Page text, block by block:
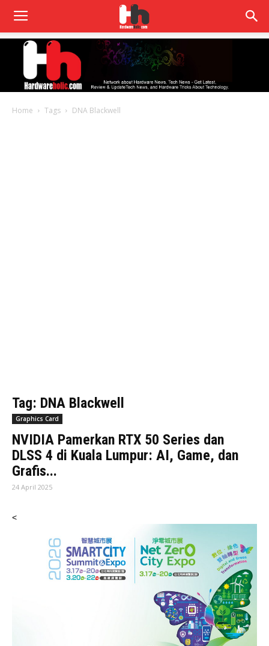
Home Tags DNA Blackwell
Tag: DNA Blackwell
Graphics Card
NVIDIA Pamerkan RTX 50 Series dan
DLSS 4 di Kuala Lumpur: AI, Game, dan
Grafis...
24 April 2025
<